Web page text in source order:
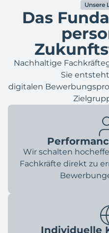
Unsere
Das
Nachhaltige
Sie
digitalen
Wir schalten
Fachkräfte direkt zu
Individuelle